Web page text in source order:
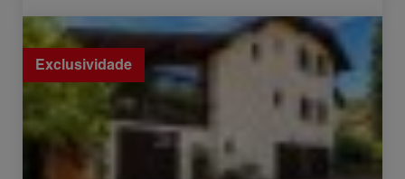
Venda Casa Saint-Julien-en-Genevois 5 Quartos 145 m²
Exclusividade